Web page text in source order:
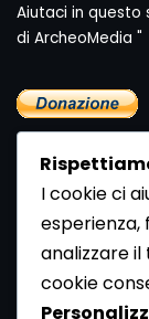
Aiutaci in questo
di ArcheoMedia "
Newsletter
Se vuoi
I cookie ci
analizzare il
cookie